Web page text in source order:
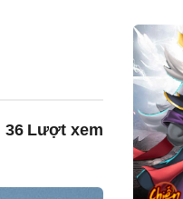
36 Lượt xem